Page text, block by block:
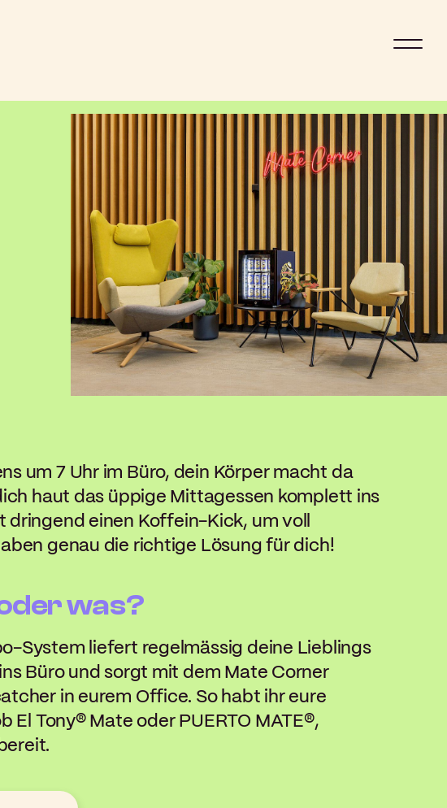
um 7 Uhr im Büro, dein Körper macht da
haut das üppige Mittagessen komplett ins
dringend einen Koffein-Kick, um voll
genau die richtige Lösung für dich!
was?
System liefert regelmässig deine Lieblings
Büro und sorgt mit dem Mate Corner
in eurem Office. So habt ihr eure
El Tony® Mate oder PUERTO MATE®,